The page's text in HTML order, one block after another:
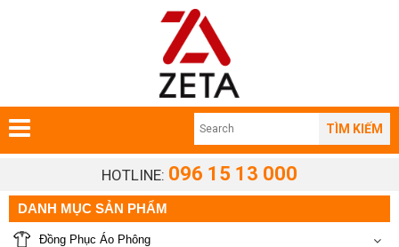
TÌM KIẾM
HOTLINE: 096 15 13 000
DANH MỤC SẢN PHẨM
Đồng Phục Áo Phông